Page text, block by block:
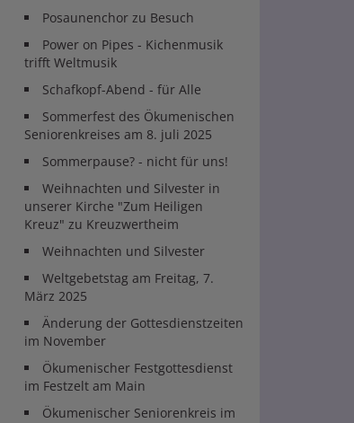
Posaunenchor zu Besuch
Power on Pipes - Kichenmusik
trifft Weltmusik
Schafkopf-Abend - für Alle
Sommerfest des Ökumenischen
Seniorenkreises am 8. juli 2025
Sommerpause? - nicht für uns!
Weihnachten und Silvester in
unserer Kirche "Zum Heiligen
Kreuz" zu Kreuzwertheim
Weihnachten und Silvester
Weltgebetstag am Freitag, 7.
März 2025
Änderung der Gottesdienstzeiten
im November
Ökumenischer Festgottesdienst
im Festzelt am Main
Ökumenischer Seniorenkreis im